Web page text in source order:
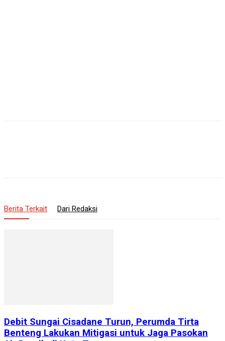
Berita Terkait Dari Redaksi
Debit Sungai Cisadane Turun, Perumda Tirta
Benteng Lakukan Mitigasi untuk Jaga Pasokan